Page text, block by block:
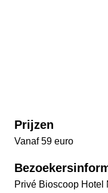
Prijzen
Vanaf 59 euro
Privé Bioscoop Hotel